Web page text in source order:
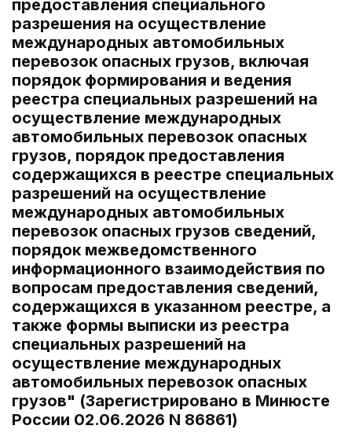
предоставления специального
разрешения на осуществление
международных автомобильных
перевозок опасных грузов, включая
порядок формирования и ведения
реестра специальных разрешений на
осуществление международных
автомобильных перевозок опасных
грузов, порядок предоставления
содержащихся в реестре специальных
разрешений на осуществление
международных автомобильных
перевозок опасных грузов сведений,
порядок межведомственного
информационного взаимодействия по
вопросам предоставления сведений,
содержащихся в указанном реестре, а
также формы выписки из реестра
специальных разрешений на
осуществление международных
автомобильных перевозок опасных
грузов" (Зарегистрировано в Минюсте
России 02.06.2026 N 86861)